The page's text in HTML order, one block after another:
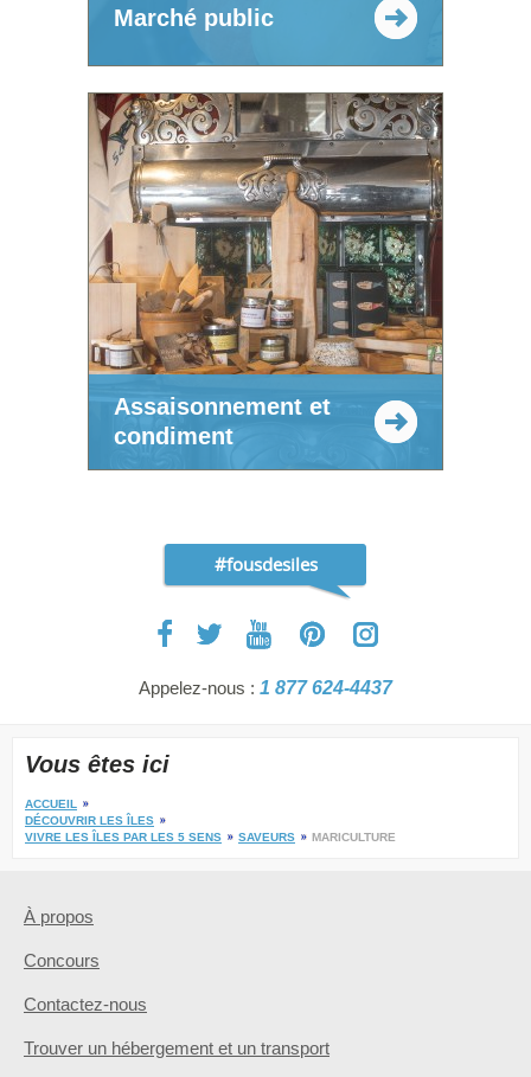
Marché public
Assaisonnement et
condiment
#fousdesiles
Appelez-nous : 1 877 624-4437
Vous êtes ici
ACCUEIL
DÉCOUVRIR LES ÎLES
VIVRE LES ÎLES PAR LES 5 SENS
SAVEURS MARICULTURE
À propos
Concours
Contactez-nous
Trouver un hébergement et un transport